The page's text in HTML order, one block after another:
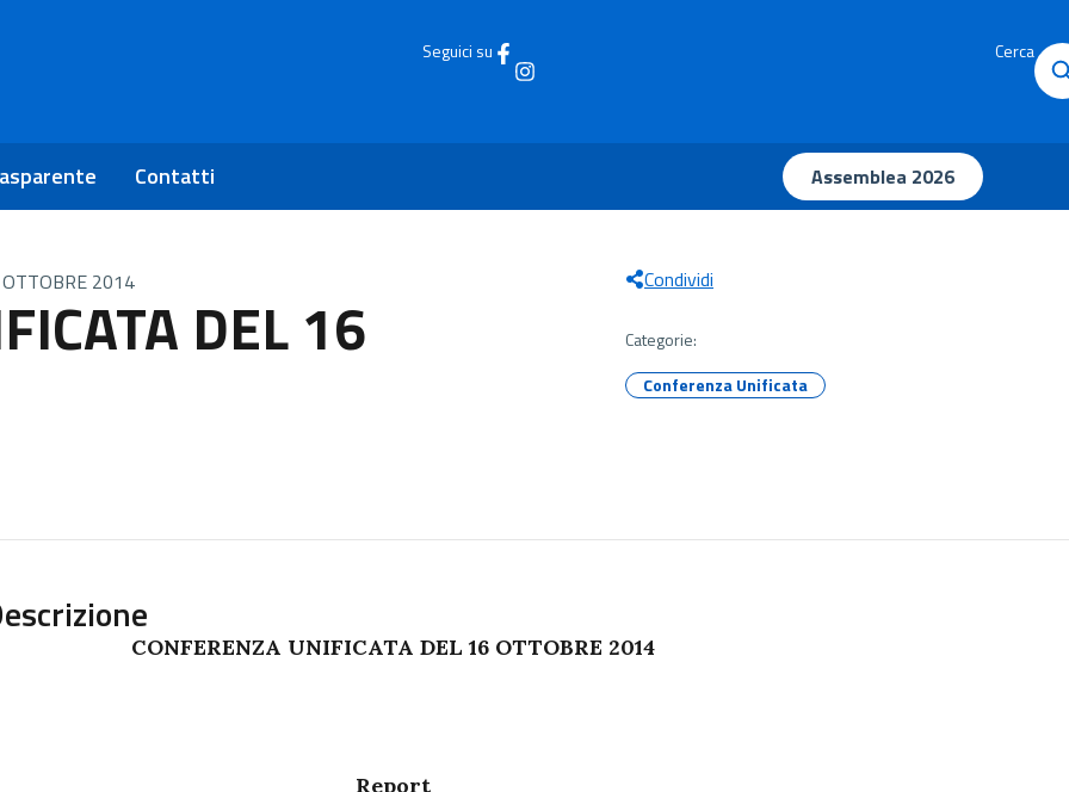
Seguici su Cerca
Contatti Assemblea 2026
2014
DEL 16
Condividi
Categorie:
Conferenza Unificata
CONFERENZA UNIFICATA DEL 16 OTTOBRE 2014
Report